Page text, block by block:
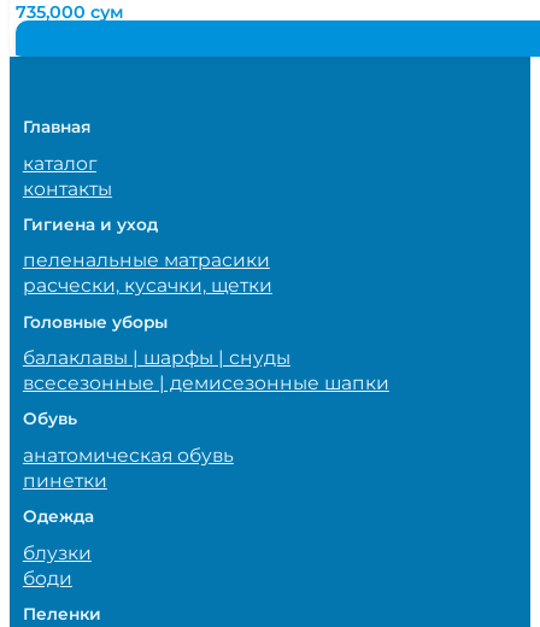
735,000сум
Главная
каталог
контакты
Гигиена и уход
пеленальные матрасики
расчески, кусачки, щетки
Головные уборы
балаклавы | шарфы | снуды
всесезонные | демисезонные шапки
Обувь
анатомическая обувь
пинетки
Одежда
блузки
боди
Пеленки